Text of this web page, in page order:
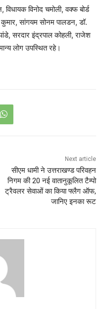
विनोद चमोली, वक्फ बोर्ड
कुमार, सांगयम सोनम पालडन, डॉ.
सरदार इंद्रपाल कोहली, राजेश
लोग उपस्थित रहे।
Next article
सीएम धामी ने उत्तराखण्ड परिवहन
निगम की 20 नई वातानुकूलित टैम्पो
ट्रैवलर सेवाओं का किया फ्लैग ऑफ,
जानिए इनका रूट